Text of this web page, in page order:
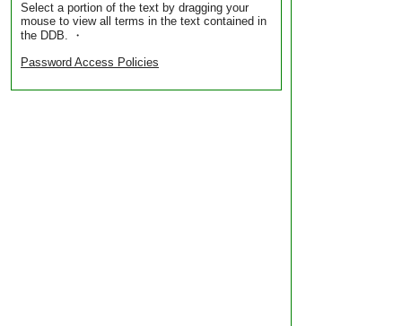
Select a portion of the text by dragging your
mouse to view all terms in the text contained in
the DDB. ・
Password Access Policies